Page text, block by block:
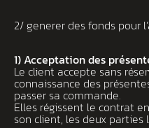
2/ generer des fonds pour
1) Acceptation des
Le client accepte sans
connaissance des
passer sa commande.
Elles régissent le contrat
son client, les deux parties